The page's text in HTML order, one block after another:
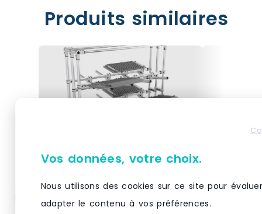
Produits similaires
Cantilver 3 niveaux
Vos données, votre choix.
Nous utilisons des cookies sur ce site pour
adapter le contenu à vos préférences.